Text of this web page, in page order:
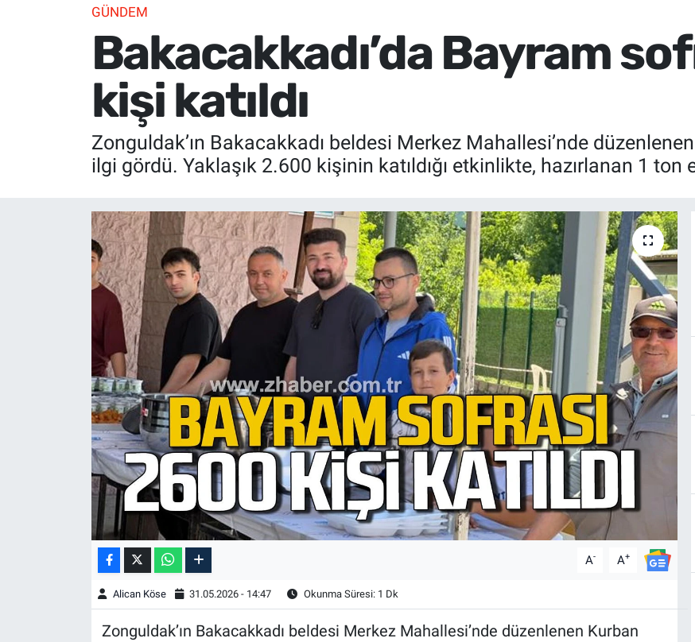
GÜNDEM
Bakacakkadı’da Bayram
kişi katıldı
Zonguldak’ın Bakacakkadı beldesi Merkez Mahallesi’nde
ilgi gördü. Yaklaşık 2.600 kişinin katıldığı etkinlikte, hazırlanan 1 ton
A- A+
Alican Köse 31.05.2026 - 14:47 Okunma Süresi: 1 Dk
Zonguldak’ın Bakacakkadı beldesi Merkez Mahallesi’nde düzenlenen Kurban